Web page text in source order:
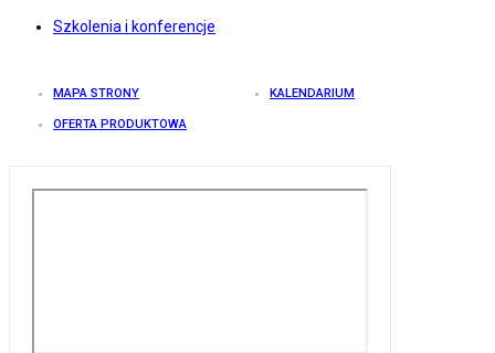
Szkolenia i konferencje
MAPA STRONY KALENDARIUM
OFERTA PRODUKTOWA